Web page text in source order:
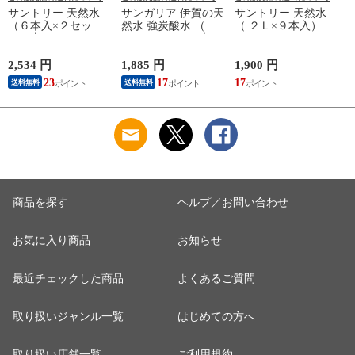
サントリー 天然水
（６本入×２セット
（１本２Ｌ））
2,534 円
送料無料 23
サンガリア 伊賀の天
然水 強炭酸水 （５
００ｍｌ＊２４本
1,885 円
送料無料 17
サントリー 天然水
（ ２Ｌ×９本入）
1,900 円
17
商品を探す
お気に入り商品
最近チェックした商品
取り扱いジャンル一覧
ヘルプ／お問い合わせ
お知らせ
よくあるご質問
はじめての方へ